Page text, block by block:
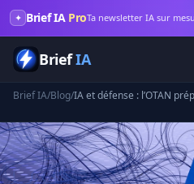
✦ Brief IA Pro
BriefIA
Brief IA/Blog/